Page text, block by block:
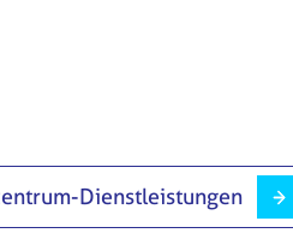
Dienstleistungen